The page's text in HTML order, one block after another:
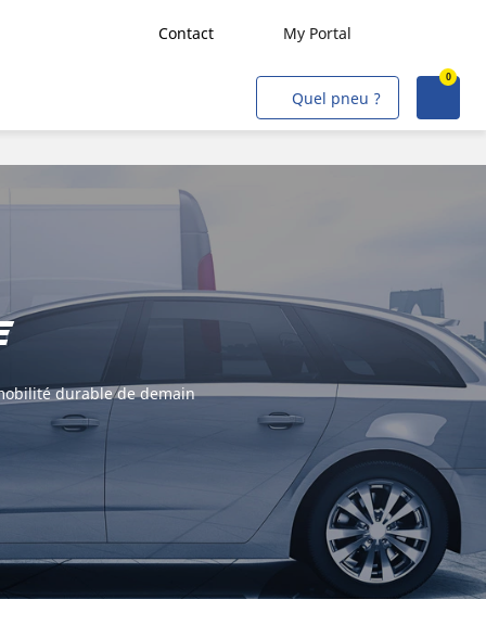
Contact My Portal
Transport de marchandises
Transport de personnes
Construction & Industrie
Mines & Carrières
Flottes VL/VU
Intervention Civile/Militaire
Auto & SUV
Moto & scooter
0
Quel pneu ?
durable de demain